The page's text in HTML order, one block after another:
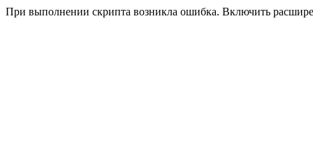
При выполнении скрипта возникла ошибка. Включить